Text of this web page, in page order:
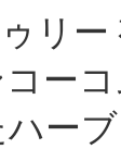
リー
ー
ー